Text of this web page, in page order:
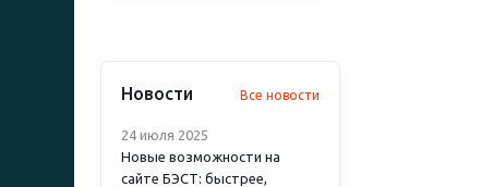
Новости Все новости
24 июля 2025
Новые возможности на
сайте БЭСТ: быстрее,